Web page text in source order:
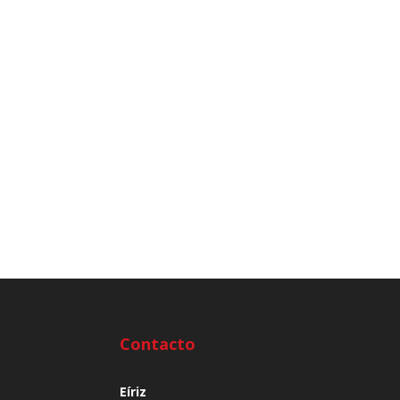
Contacto
Eíriz